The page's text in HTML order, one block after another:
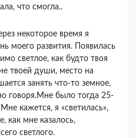
что смогла..
некоторое время я
моего развития. Появилась
светлое, как будто твоя
твоей души, место на
занять что-то земное,
говоря.Мне было тогда 25-
кажется, я «светилась»,
как мне казалось,
светлого.